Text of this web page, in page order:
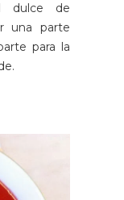
dulce de
una parte
para la